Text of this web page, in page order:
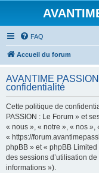
FAQ
Accueil du forum
AVANTIME
confidentialité
Cette politique de
PASSION : Le Forum » et
« nous », « notre », « nos »,
« https://
phpBB » et « phpBB
des sessions d’utilisation
informations »).